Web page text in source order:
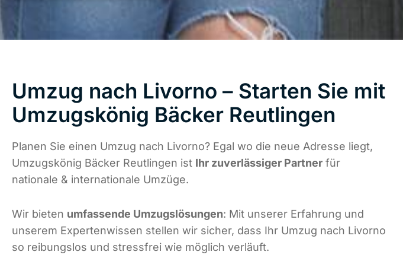
Umzug nach Livorno – Starten Sie mit
Umzugskönig Bäcker Reutlingen
Planen Sie einen Umzug nach Livorno? Egal wo die neue Adresse liegt,
Umzugskönig Bäcker Reutlingen ist Ihr zuverlässiger Partner für
nationale & internationale Umzüge.
Wir bieten umfassende Umzugslösungen: Mit unserer Erfahrung und
unserem Expertenwissen stellen wir sicher, dass Ihr Umzug nach Livorno
so reibungslos und stressfrei wie möglich verläuft.